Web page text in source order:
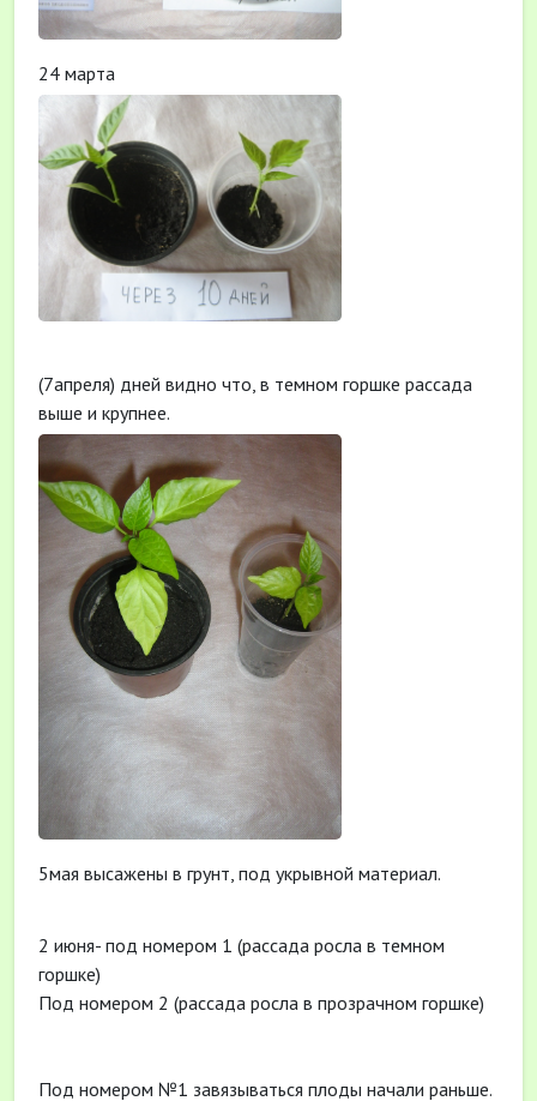
24 марта
(7апреля) дней видно что, в темном горшке рассада
выше и крупнее.
5мая высажены в грунт, под укрывной материал.
2 июня- под номером 1 (рассада росла в темном
горшке)
Под номером 2 (рассада росла в прозрачном горшке)
Под номером №1 завязываться плоды начали раньше.